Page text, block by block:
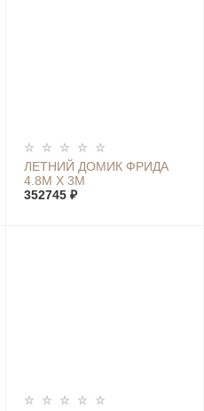
ЛЕТНИЙ ДОМИК ФРИДА
4.8М Х 3М
352745 ₽